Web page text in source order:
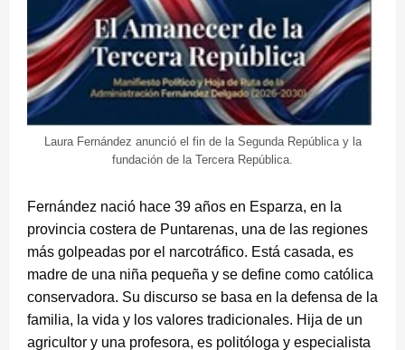
Laura Fernández anunció el fin de la Segunda República y la
fundación de la Tercera República.
Fernández nació hace 39 años en Esparza, en la
provincia costera de Puntarenas, una de las regiones
más golpeadas por el narcotráfico. Está casada, es
madre de una niña pequeña y se define como católica
conservadora. Su discurso se basa en la defensa de la
familia, la vida y los valores tradicionales. Hija de un
agricultor y una profesora, es politóloga y especialista